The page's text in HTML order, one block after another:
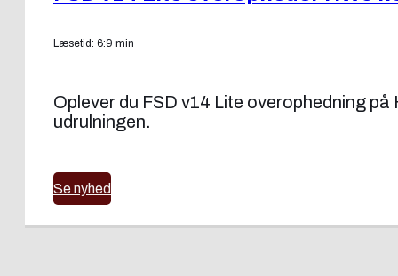
Læsetid: 6:9 min
Oplever du FSD v14 Lite overophedning
udrulningen.
Se nyhed